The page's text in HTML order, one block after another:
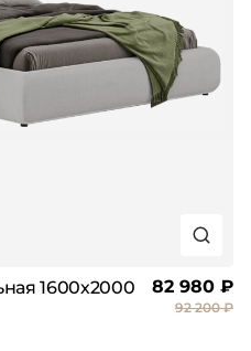
1600х2000 82 980 ₽
92 200 ₽